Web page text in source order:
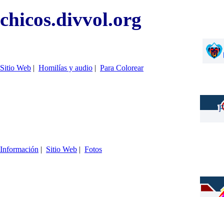
chicos.divvol.org
Sitio Web | Homilías y audio | Para Colorear
Información | Sitio Web | Fotos